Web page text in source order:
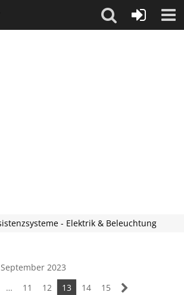
- Elektrik & Beleuchtung
2023
… 11 12 13 14 15